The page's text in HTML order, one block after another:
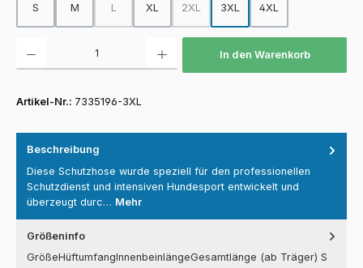
S M L
(Diese Option ist zurzeit nicht verfügbar.)
XL 2XL
(Diese Option ist zurzeit nicht
3XL 4XL
In den Warenkorb
Artikel-Nr.: 7335196-3XL
Beschreibung
Diese Schutzhose wurde speziell für den professionellen
Schutzdienst und intensiven Hundesport entwickelt und
überzeugt durc… Mehr
Größeninfo
GrößeHüftumfangInnenbeinlängeGesamtlänge (ab Träger) S